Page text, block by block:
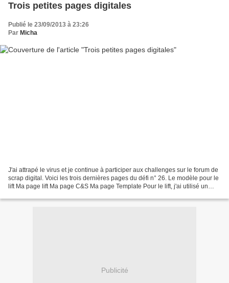
Trois petites pages digitales
Publié le 23/09/2013 à 23:26
Par Micha
J'ai attrapé le virus et je continue à participer aux challenges sur le forum de
scrap digital. Voici les trois dernières pages du défi n° 26. Le modèle pour le
lift Ma page lift Ma page C&S Ma page Template Pour le lift, j'ai utilisé un
Publicité